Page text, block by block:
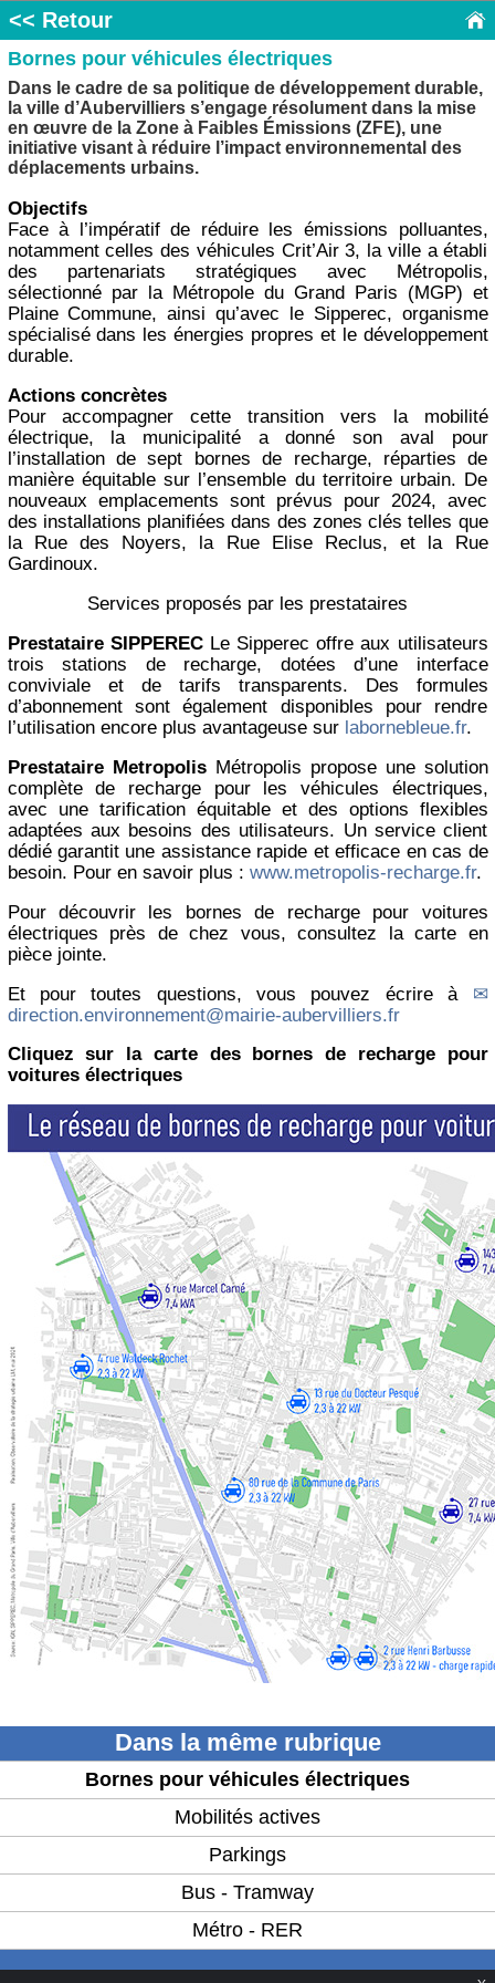
<< Retour
Bornes pour véhicules électriques
Dans le cadre de sa politique de développement durable,
la ville d’Aubervilliers s’engage résolument dans la mise
en œuvre de la Zone à Faibles Émissions (ZFE), une
initiative visant à réduire l’impact environnemental des
déplacements urbains.
Objectifs
Face à l’impératif de réduire les émissions polluantes,
notamment celles des véhicules Crit’Air 3, la ville a établi
des partenariats stratégiques avec Métropolis,
sélectionné par la Métropole du Grand Paris (MGP) et
Plaine Commune, ainsi qu’avec le Sipperec, organisme
spécialisé dans les énergies propres et le développement
durable.
Actions concrètes
Pour accompagner cette transition vers la mobilité
électrique, la municipalité a donné son aval pour
l’installation de sept bornes de recharge, réparties de
manière équitable sur l’ensemble du territoire urbain. De
nouveaux emplacements sont prévus pour 2024, avec
des installations planifiées dans des zones clés telles que
la Rue des Noyers, la Rue Elise Reclus, et la Rue
Gardinoux.
Services proposés par les prestataires
Prestataire SIPPEREC Le Sipperec offre aux utilisateurs
trois stations de recharge, dotées d’une interface
conviviale et de tarifs transparents. Des formules
d’abonnement sont également disponibles pour rendre
l’utilisation encore plus avantageuse sur labornebleue.fr.
Prestataire Metropolis Métropolis propose une solution
complète de recharge pour les véhicules électriques,
avec une tarification équitable et des options flexibles
adaptées aux besoins des utilisateurs. Un service client
dédié garantit une assistance rapide et efficace en cas de
besoin. Pour en savoir plus : www.metropolis-recharge.fr.
Pour découvrir les bornes de recharge pour voitures
électriques près de chez vous, consultez la carte en
pièce jointe.
Et pour toutes questions, vous pouvez écrire à
direction.environnement@mairie-aubervilliers.fr
Cliquez sur la carte des bornes de recharge pour
voitures électriques
Dans la même rubrique
Bornes pour véhicules électriques
Mobilités actives
Parkings
Bus - Tramway
Métro - RER